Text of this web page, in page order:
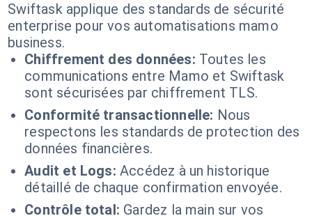
Swiftask applique des standards de sécurité
enterprise pour vos automatisations mamo
business.
Chiffrement des données: Toutes les
communications entre Mamo et Swiftask
sont sécurisées par chiffrement TLS.
Conformité transactionnelle: Nous
respectons les standards de protection des
données financières.
Audit et Logs: Accédez à un historique
détaillé de chaque confirmation envoyée.
Contrôle total: Gardez la main sur vos